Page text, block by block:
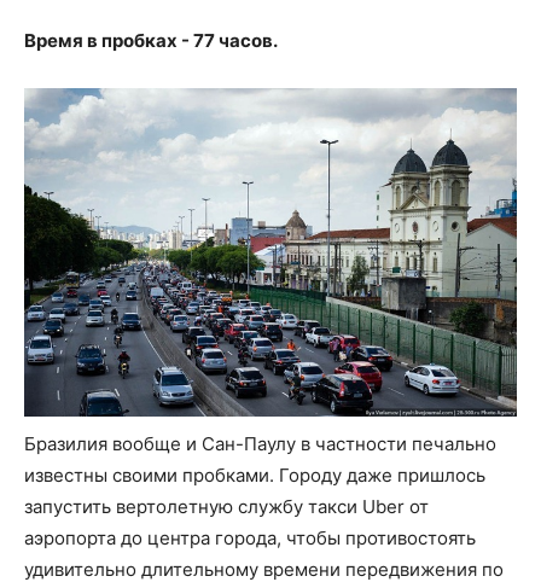
Время в пробках - 77 часов.
Бразилия вообще и Сан-Паулу в частности печально
известны своими пробками. Городу даже пришлось
запустить вертолетную службу такси Uber от
аэропорта до центра города, чтобы противостоять
удивительно длительному времени передвижения по